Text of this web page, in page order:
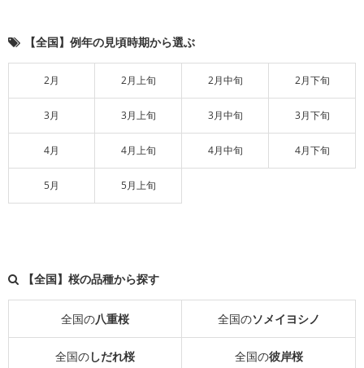
【全国】例年の見頃時期から選ぶ
2月 2月上旬 2月中旬 2月下旬
3月 3月上旬 3月中旬 3月下旬
4月 4月上旬 4月中旬 4月下旬
5月 5月上旬
【全国】桜の品種から探す
全国の八重桜 全国のソメイヨシノ
全国のしだれ桜 全国の彼岸桜